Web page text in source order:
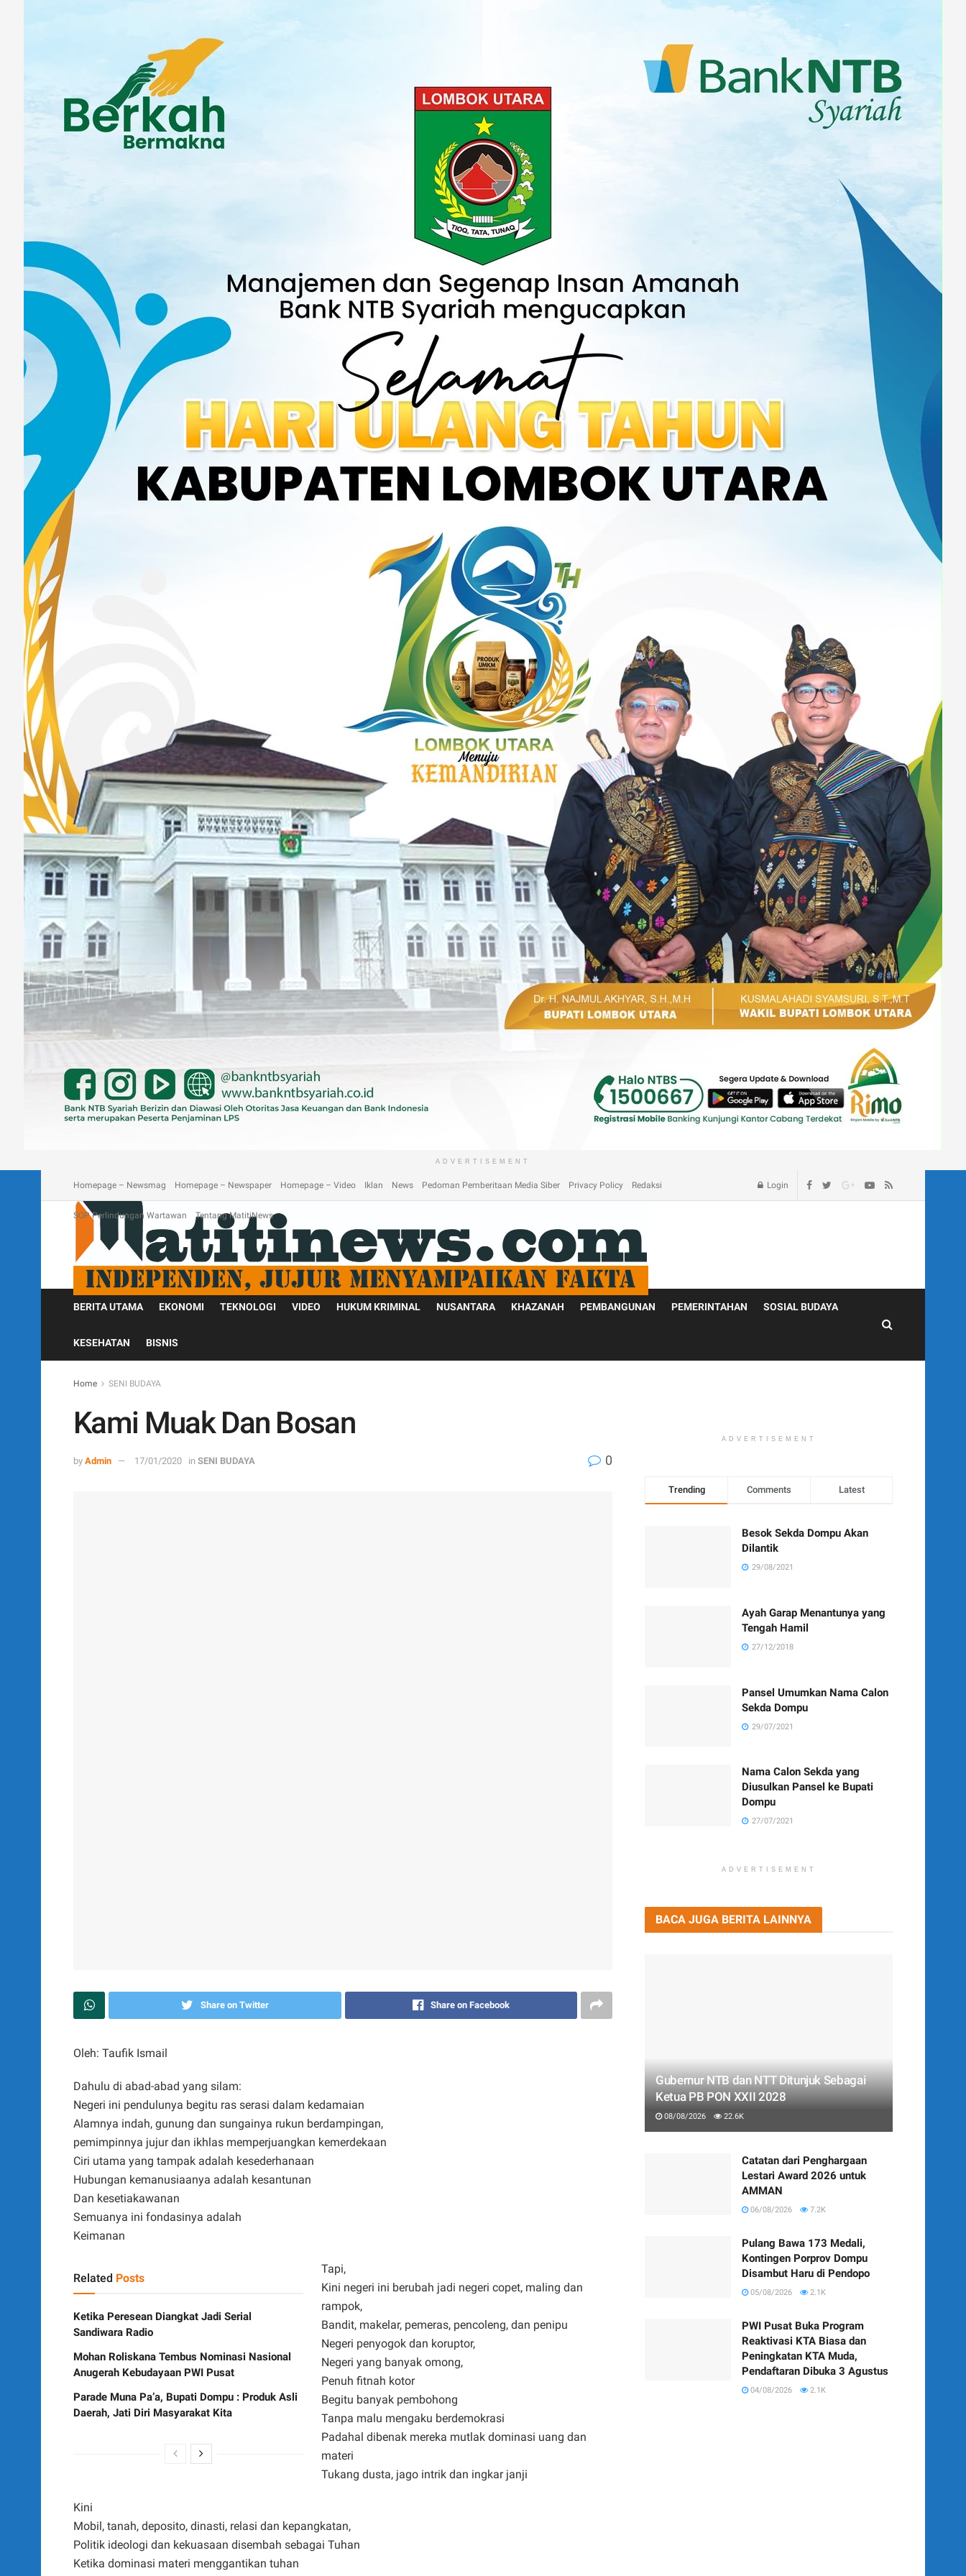
ADVERTISEMENT
Homepage – Newsmag Homepage – Newspaper Homepage – Video Iklan News Pedoman Pemberitaan Media Siber Privacy Policy Redaksi
SOP Perlindungan Wartawan Tentang MatitiNews
Login
BERITA UTAMA EKONOMI TEKNOLOGI VIDEO HUKUM KRIMINAL NUSANTARA KHAZANAH PEMBANGUNAN PEMERINTAHAN SOSIAL BUDAYA
KESEHATAN BISNIS
Home SENI BUDAYA
Kami Muak Dan Bosan
by Admin 17/01/2020 in SENI BUDAYA 0
Share on Twitter Share on Facebook
Oleh: Taufik Ismail
Dahulu di abad-abad yang silam:
Negeri ini pendulunya begitu ras serasi dalam kedamaian
Alamnya indah, gunung dan sungainya rukun berdampingan,
pemimpinnya jujur dan ikhlas memperjuangkan kemerdekaan
Ciri utama yang tampak adalah kesederhanaan
Hubungan kemanusiaanya adalah kesantunan
Dan kesetiakawanan
Semuanya ini fondasinya adalah
Keimanan
Related Posts
Ketika Peresean Diangkat Jadi Serial
Sandiwara Radio
Mohan Roliskana Tembus Nominasi Nasional
Anugerah Kebudayaan PWI Pusat
Parade Muna Pa’a, Bupati Dompu : Produk Asli
Daerah, Jati Diri Masyarakat Kita
Tapi,
Kini negeri ini berubah jadi negeri copet, maling dan
rampok,
Bandit, makelar, pemeras, pencoleng, dan penipu
Negeri penyogok dan koruptor,
Negeri yang banyak omong,
Penuh fitnah kotor
Begitu banyak pembohong
Tanpa malu mengaku berdemokrasi
Padahal dibenak mereka mutlak dominasi uang dan
materi
Tukang dusta, jago intrik dan ingkar janji
Kini
Mobil, tanah, deposito, dinasti, relasi dan kepangkatan,
Politik ideologi dan kekuasaan disembah sebagai Tuhan
Ketika dominasi materi menggantikan tuhan
ADVERTISEMENT
Trending Comments Latest
Besok Sekda Dompu Akan
Dilantik
29/08/2021
Ayah Garap Menantunya yang
Tengah Hamil
27/12/2018
Pansel Umumkan Nama Calon
Sekda Dompu
29/07/2021
Nama Calon Sekda yang
Diusulkan Pansel ke Bupati
Dompu
27/07/2021
ADVERTISEMENT
BACA JUGA BERITA LAINNYA
Gubernur NTB dan NTT Ditunjuk Sebagai
Ketua PB PON XXII 2028
08/08/2026 22.6K
Catatan dari Penghargaan
Lestari Award 2026 untuk
AMMAN
06/08/2026 7.2K
Pulang Bawa 173 Medali,
Kontingen Porprov Dompu
Disambut Haru di Pendopo
05/08/2026 2.1K
PWI Pusat Buka Program
Reaktivasi KTA Biasa dan
Peningkatan KTA Muda,
Pendaftaran Dibuka 3 Agustus
04/08/2026 2.1K